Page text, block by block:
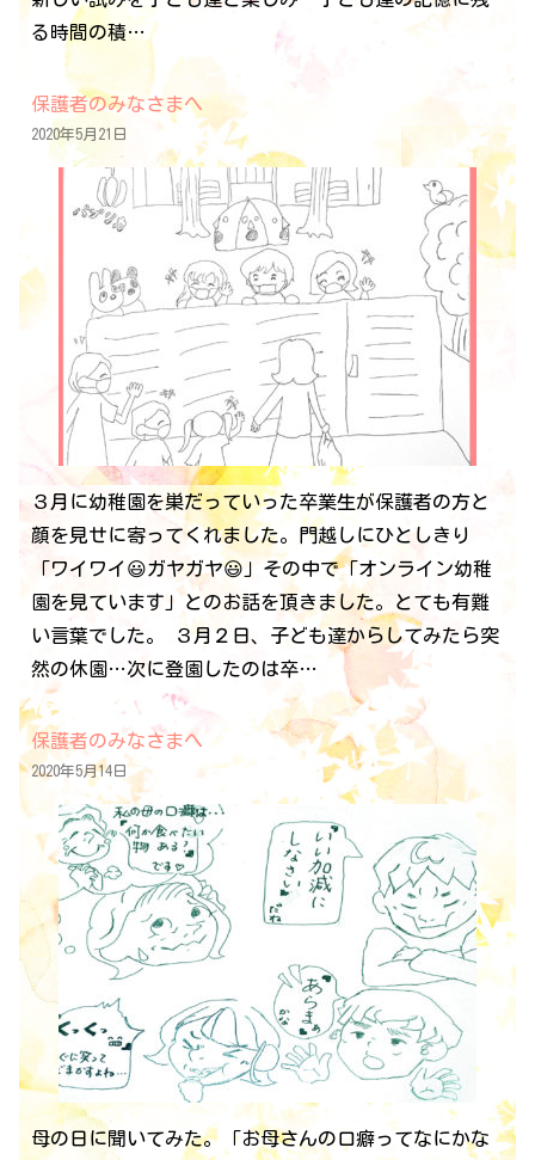
る時間の積…
保護者のみなさまへ
2020年5月21日
３月に幼稚園を巣だっていった卒業生が保護者の方と
顔を見せに寄ってくれました。門越しにひとしきり
「ワイワイ😃ガヤガヤ😃」その中で「オンライン幼稚
園を見ています」とのお話を頂きました。とても有難
い言葉でした。 ３月２日、子ども達からしてみたら突
然の休園…次に登園したのは卒…
保護者のみなさまへ
2020年5月14日
母の日に聞いてみた。「お母さんの口癖ってなにかな